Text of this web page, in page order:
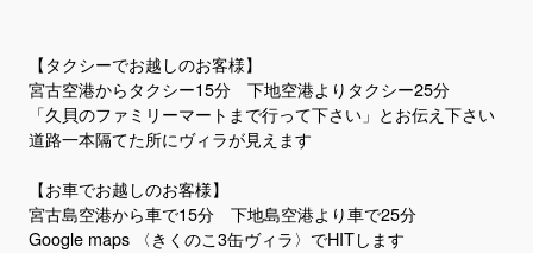
【タクシーでお越しのお客様】
宮古空港からタクシー15分 下地空港よりタクシー25分
「久貝のファミリーマートまで行って下さい」とお伝え下さい
道路一本隔てた所にヴィラが見えます
【お車でお越しのお客様】
宮古島空港から車で15分 下地島空港より車で25分
Google maps 〈きくのこ3缶ヴィラ〉でHITします